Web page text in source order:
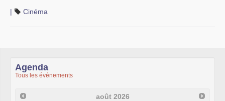
| Cinéma
Agenda
Tous les événements
août 2026